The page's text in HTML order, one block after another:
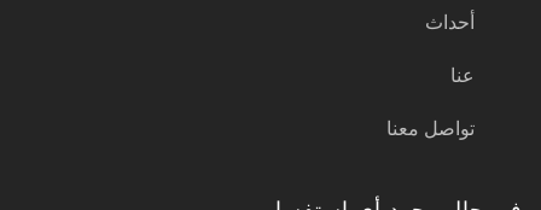
أحداث
عنا
تواصل معنا